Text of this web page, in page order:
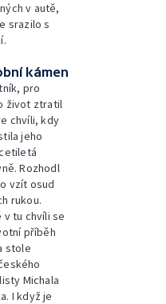
v autě,
srazilo s
kámen
pro
život ztratil
chvíli, kdy
jeho
Rozhodl
vzít osud
rukou.
v tu chvíli se
příběh
stole
Michala
I když je